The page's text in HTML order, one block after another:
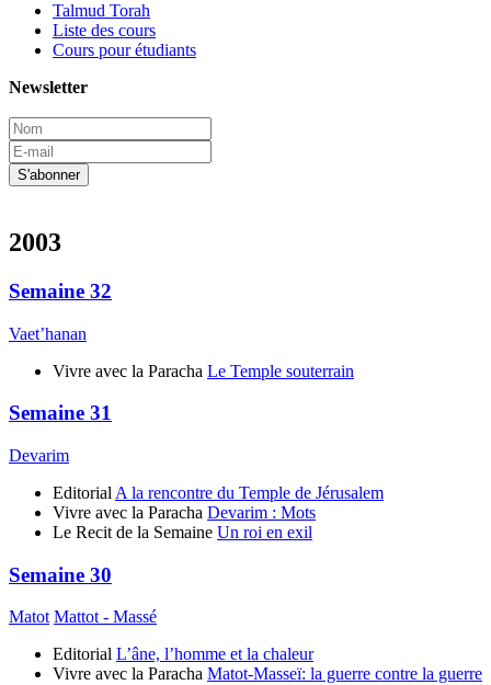
Talmud Torah
Liste des cours
Cours pour étudiants
Newsletter
2003
Semaine 32
Vaet’hanan
Vivre avec la Paracha Le Temple souterrain
Semaine 31
Devarim
Editorial A la rencontre du Temple de Jérusalem
Vivre avec la Paracha Devarim : Mots
Le Recit de la Semaine Un roi en exil
Semaine 30
Matot Mattot - Massé
Editorial L’âne, l’homme et la chaleur
Vivre avec la Paracha Matot-Masseï: la guerre contre la guerre